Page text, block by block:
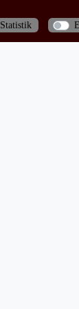
Statistik